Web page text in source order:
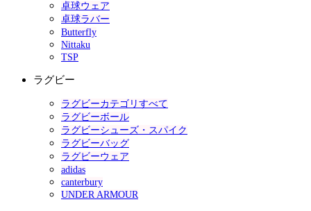
卓球ウェア
卓球ラバー
Butterfly
Nittaku
TSP
ラグビー
ラグビーカテゴリすべて
ラグビーボール
ラグビーシューズ・スパイク
ラグビーバッグ
ラグビーウェア
adidas
canterbury
UNDER ARMOUR